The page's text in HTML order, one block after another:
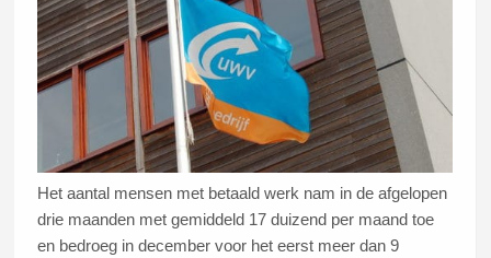
Het aantal mensen met betaald werk nam in de afgelopen
drie maanden met gemiddeld 17 duizend per maand toe
en bedroeg in december voor het eerst meer dan 9